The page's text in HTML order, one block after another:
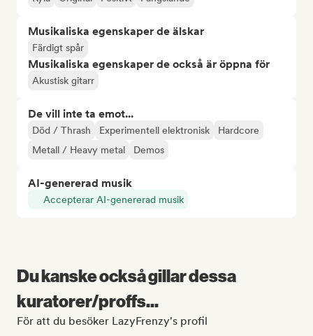
Musikaliska egenskaper de älskar
Färdigt spår
Musikaliska egenskaper de också är öppna för
Akustisk gitarr
De vill inte ta emot...
Död / Thrash Experimentell elektronisk
Hardcore
Metall / Heavy metal
Demos
AI-genererad musik
Accepterar AI-genererad musik
Du kanske också gillar dessa
kuratorer/proffs...
För att du besöker LazyFrenzy's profil